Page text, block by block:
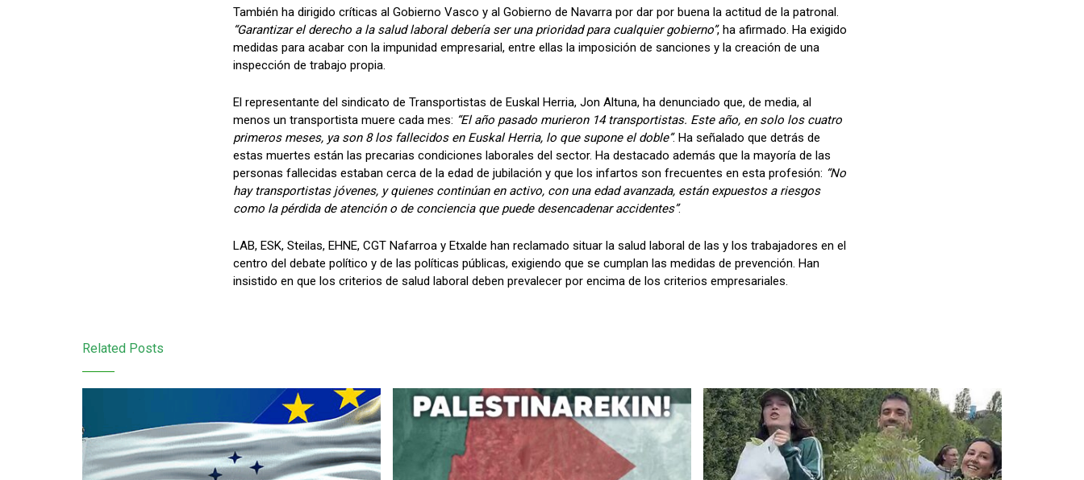
También ha dirigido críticas al Gobierno Vasco y al Gobierno de Navarra por dar por buena la actitud de la patronal.
“Garantizar el derecho a la salud laboral debería ser una prioridad para cualquier gobierno”, ha afirmado. Ha exigido
medidas para acabar con la impunidad empresarial, entre ellas la imposición de sanciones y la creación de una
inspección de trabajo propia.
El representante del sindicato de Transportistas de Euskal Herria, Jon Altuna, ha denunciado que, de media, al
menos un transportista muere cada mes: “El año pasado murieron 14 transportistas. Este año, en solo los cuatro
primeros meses, ya son 8 los fallecidos en Euskal Herria, lo que supone el doble”. Ha señalado que detrás de
estas muertes están las precarias condiciones laborales del sector. Ha destacado además que la mayoría de las
personas fallecidas estaban cerca de la edad de jubilación y que los infartos son frecuentes en esta profesión: “No
hay transportistas jóvenes, y quienes continúan en activo, con una edad avanzada, están expuestos a riesgos
como la pérdida de atención o de conciencia que puede desencadenar accidentes”.
LAB, ESK, Steilas, EHNE, CGT Nafarroa y Etxalde han reclamado situar la salud laboral de las y los trabajadores en el
centro del debate político y de las políticas públicas, exigiendo que se cumplan las medidas de prevención. Han
insistido en que los criterios de salud laboral deben prevalecer por encima de los criterios empresariales.
Related Posts